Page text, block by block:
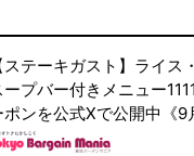
ステーキガスト】ライス
ープバー付きメニュー
ポンを公式Xで公開中《9